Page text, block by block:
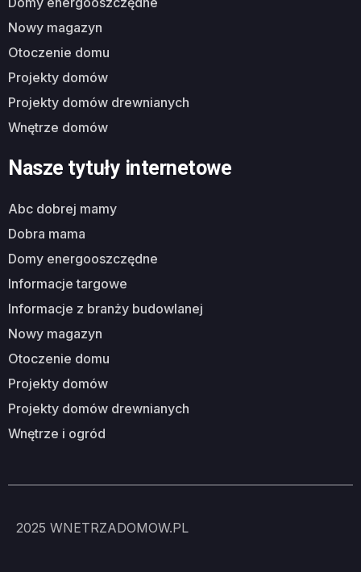
nowy magazyn
otoczenie domu
projekty domów
projekty domów drewnianych
wnętrze domów
Nasze tytuły internetowe
abc dobrej mamy
dobra mama
domy energooszczędne
informacje targowe
informacje z branży budowlanej
nowy magazyn
otoczenie domu
projekty domów
projekty domów drewnianych
wnętrze i ogród
2025 WNETRZADOMOW.PL